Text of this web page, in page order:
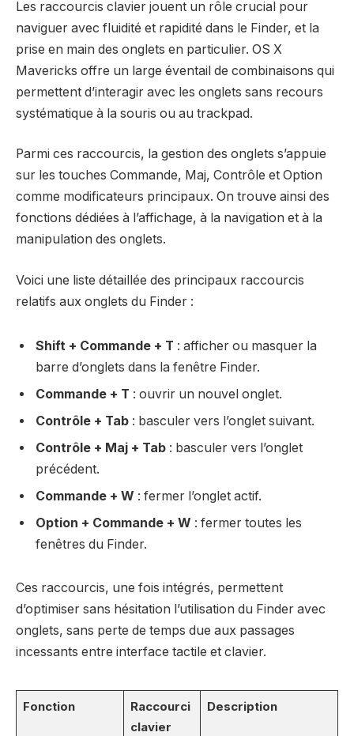
Les raccourcis clavier jouent un rôle crucial pour
naviguer avec fluidité et rapidité dans le Finder, et la
prise en main des onglets en particulier. OS X
Mavericks offre un large éventail de combinaisons qui
permettent d’interagir avec les onglets sans recours
systématique à la souris ou au trackpad.
Parmi ces raccourcis, la gestion des onglets s’appuie
sur les touches Commande, Maj, Contrôle et Option
comme modificateurs principaux. On trouve ainsi des
fonctions dédiées à l’affichage, à la navigation et à la
manipulation des onglets.
Voici une liste détaillée des principaux raccourcis
relatifs aux onglets du Finder :
Shift + Commande + T : afficher ou masquer la
barre d’onglets dans la fenêtre Finder.
Commande + T : ouvrir un nouvel onglet.
Contrôle + Tab : basculer vers l’onglet suivant.
Contrôle + Maj + Tab : basculer vers l’onglet
précédent.
Commande + W : fermer l’onglet actif.
Option + Commande + W : fermer toutes les
fenêtres du Finder.
Ces raccourcis, une fois intégrés, permettent
d’optimiser sans hésitation l’utilisation du Finder avec
onglets, sans perte de temps due aux passages
incessants entre interface tactile et clavier.
Fonction
Raccourci
clavier
Description